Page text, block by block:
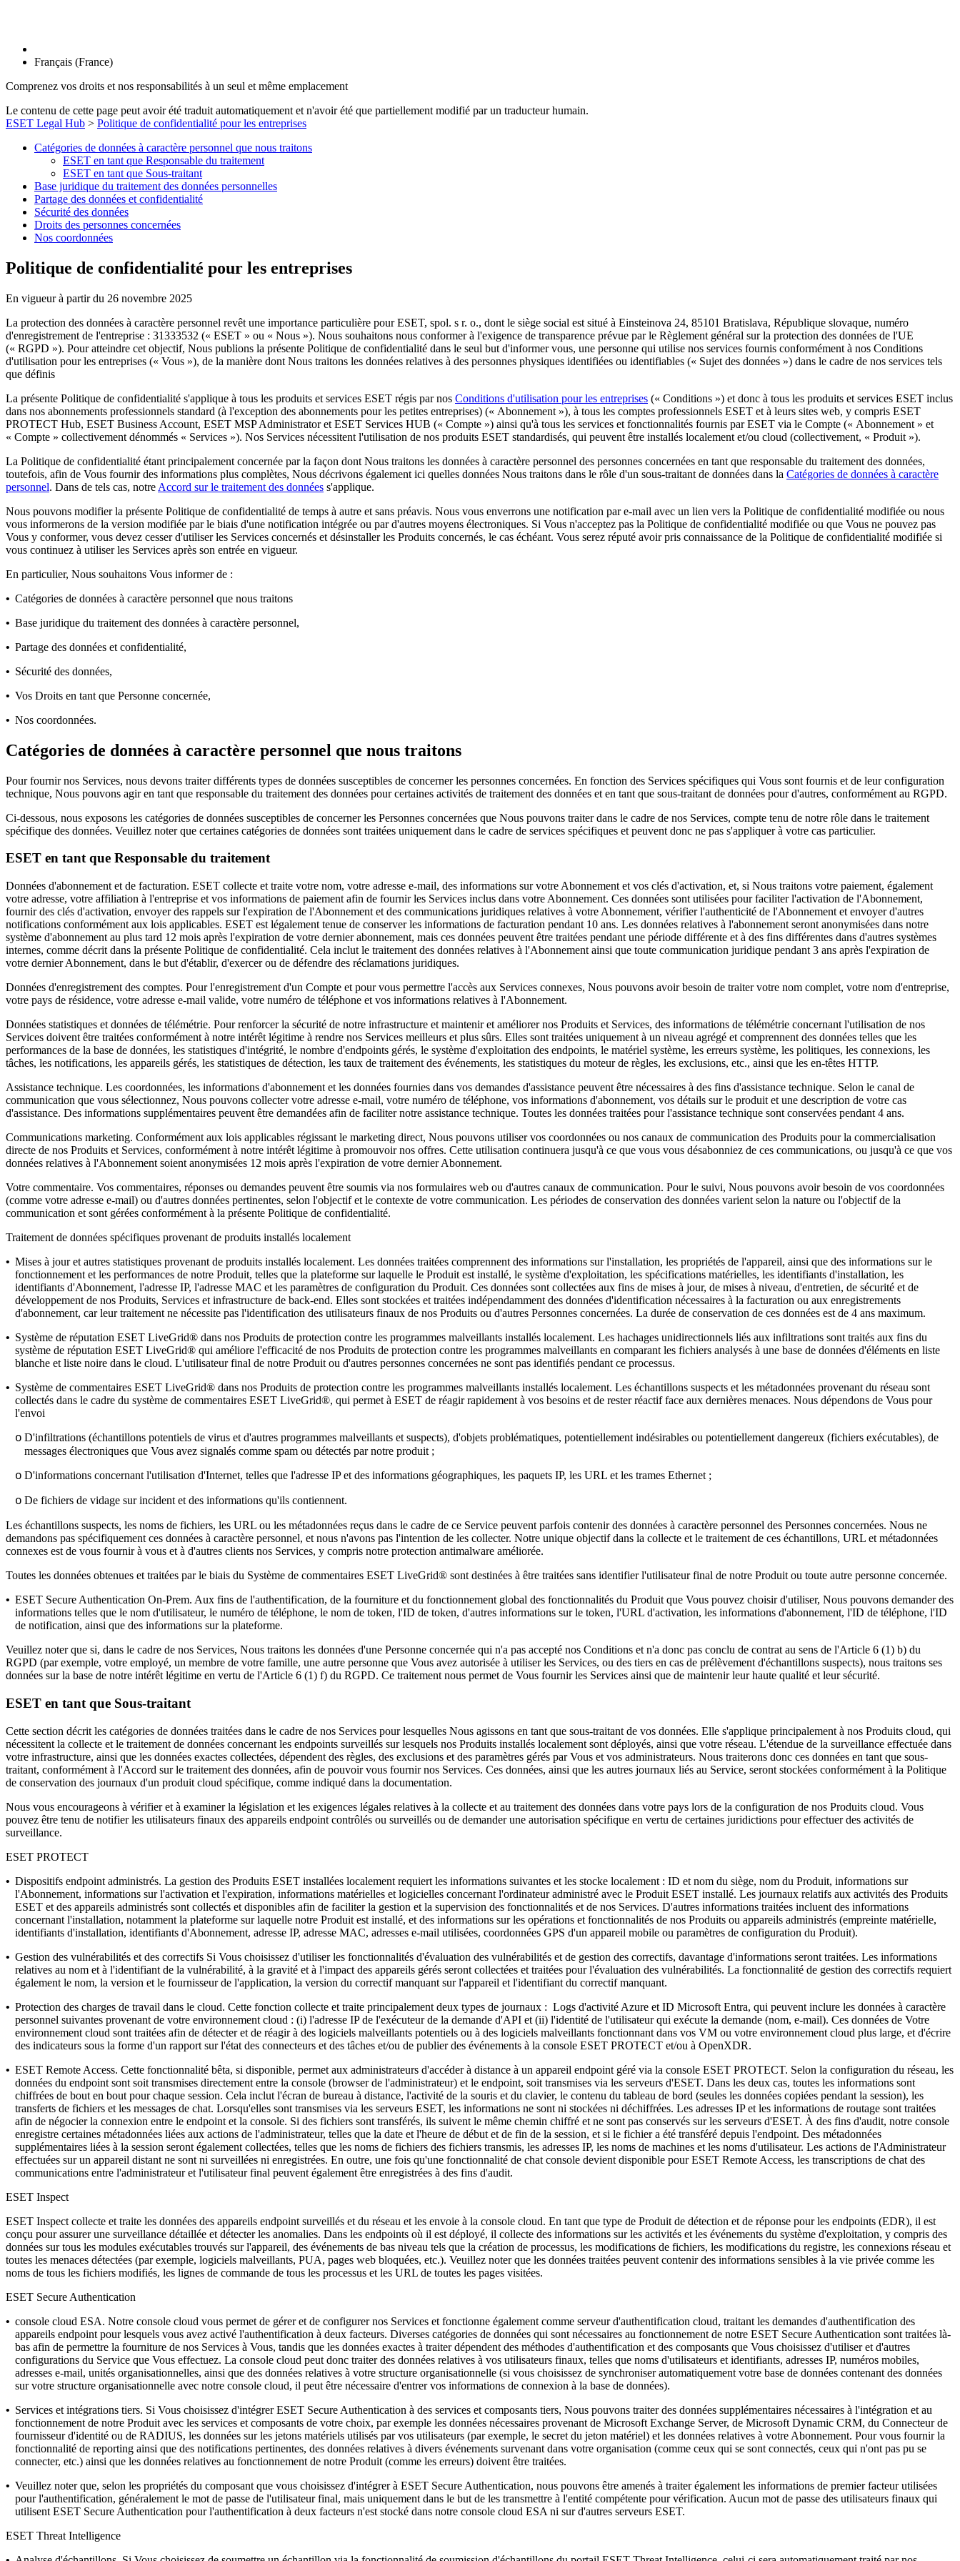
Français (France)
Comprenez vos droits et nos responsabilités à un seul et même emplacement
Le contenu de cette page peut avoir été traduit automatiquement et n'avoir été que partiellement modifié par un traducteur humain.
ESET Legal Hub > Politique de confidentialité pour les entreprises
Catégories de données à caractère personnel que nous traitons
ESET en tant que Responsable du traitement
ESET en tant que Sous-traitant
Base juridique du traitement des données personnelles
Partage des données et confidentialité
Sécurité des données
Droits des personnes concernées
Nos coordonnées
Politique de confidentialité pour les entreprises
En vigueur à partir du 26 novembre 2025
La protection des données à caractère personnel revêt une importance particulière pour ESET, spol. s r. o., dont le siège social est situé à Einsteinova 24, 85101 Bratislava, République slovaque, numéro
d'enregistrement de l'entreprise : 31333532 (« ESET » ou « Nous »). Nous souhaitons nous conformer à l'exigence de transparence prévue par le Règlement général sur la protection des données de l'UE
(« RGPD »). Pour atteindre cet objectif, Nous publions la présente Politique de confidentialité dans le seul but d'informer vous, une personne qui utilise nos services fournis conformément à nos Conditions
d'utilisation pour les entreprises (« Vous »), de la manière dont Nous traitons les données relatives à des personnes physiques identifiées ou identifiables (« Sujet des données ») dans le cadre de nos services tels
que définis
La présente Politique de confidentialité s'applique à tous les produits et services ESET régis par nos Conditions d'utilisation pour les entreprises (« Conditions ») et donc à tous les produits et services ESET inclus
dans nos abonnements professionnels standard (à l'exception des abonnements pour les petites entreprises) (« Abonnement »), à tous les comptes professionnels ESET et à leurs sites web, y compris ESET
PROTECT Hub, ESET Business Account, ESET MSP Administrator et ESET Services HUB (« Compte ») ainsi qu'à tous les services et fonctionnalités fournis par ESET via le Compte (« Abonnement » et
« Compte » collectivement dénommés « Services »). Nos Services nécessitent l'utilisation de nos produits ESET standardisés, qui peuvent être installés localement et/ou cloud (collectivement, « Produit »).
La Politique de confidentialité étant principalement concernée par la façon dont Nous traitons les données à caractère personnel des personnes concernées en tant que responsable du traitement des données,
toutefois, afin de Vous fournir des informations plus complètes, Nous décrivons également ici quelles données Nous traitons dans le rôle d'un sous-traitant de données dans la Catégories de données à caractère
personnel. Dans de tels cas, notre Accord sur le traitement des données s'applique.
Nous pouvons modifier la présente Politique de confidentialité de temps à autre et sans préavis. Nous vous enverrons une notification par e-mail avec un lien vers la Politique de confidentialité modifiée ou nous
vous informerons de la version modifiée par le biais d'une notification intégrée ou par d'autres moyens électroniques. Si Vous n'acceptez pas la Politique de confidentialité modifiée ou que Vous ne pouvez pas
Vous y conformer, vous devez cesser d'utiliser les Services concernés et désinstaller les Produits concernés, le cas échéant. Vous serez réputé avoir pris connaissance de la Politique de confidentialité modifiée si
vous continuez à utiliser les Services après son entrée en vigueur.
En particulier, Nous souhaitons Vous informer de :
• Catégories de données à caractère personnel que nous traitons
• Base juridique du traitement des données à caractère personnel,
• Partage des données et confidentialité,
• Sécurité des données,
• Vos Droits en tant que Personne concernée,
• Nos coordonnées.
Catégories de données à caractère personnel que nous traitons
Pour fournir nos Services, nous devons traiter différents types de données susceptibles de concerner les personnes concernées. En fonction des Services spécifiques qui Vous sont fournis et de leur configuration
technique, Nous pouvons agir en tant que responsable du traitement des données pour certaines activités de traitement des données et en tant que sous-traitant de données pour d'autres, conformément au RGPD.
Ci-dessous, nous exposons les catégories de données susceptibles de concerner les Personnes concernées que Nous pouvons traiter dans le cadre de nos Services, compte tenu de notre rôle dans le traitement
spécifique des données. Veuillez noter que certaines catégories de données sont traitées uniquement dans le cadre de services spécifiques et peuvent donc ne pas s'appliquer à votre cas particulier.
ESET en tant que Responsable du traitement
Données d'abonnement et de facturation. ESET collecte et traite votre nom, votre adresse e-mail, des informations sur votre Abonnement et vos clés d'activation, et, si Nous traitons votre paiement, également
votre adresse, votre affiliation à l'entreprise et vos informations de paiement afin de fournir les Services inclus dans votre Abonnement. Ces données sont utilisées pour faciliter l'activation de l'Abonnement,
fournir des clés d'activation, envoyer des rappels sur l'expiration de l'Abonnement et des communications juridiques relatives à votre Abonnement, vérifier l'authenticité de l'Abonnement et envoyer d'autres
notifications conformément aux lois applicables. ESET est légalement tenue de conserver les informations de facturation pendant 10 ans. Les données relatives à l'abonnement seront anonymisées dans notre
système d'abonnement au plus tard 12 mois après l'expiration de votre dernier abonnement, mais ces données peuvent être traitées pendant une période différente et à des fins différentes dans d'autres systèmes
internes, comme décrit dans la présente Politique de confidentialité. Cela inclut le traitement des données relatives à l'Abonnement ainsi que toute communication juridique pendant 3 ans après l'expiration de
votre dernier Abonnement, dans le but d'établir, d'exercer ou de défendre des réclamations juridiques.
Données d'enregistrement des comptes. Pour l'enregistrement d'un Compte et pour vous permettre l'accès aux Services connexes, Nous pouvons avoir besoin de traiter votre nom complet, votre nom d'entreprise,
votre pays de résidence, votre adresse e-mail valide, votre numéro de téléphone et vos informations relatives à l'Abonnement.
Données statistiques et données de télémétrie. Pour renforcer la sécurité de notre infrastructure et maintenir et améliorer nos Produits et Services, des informations de télémétrie concernant l'utilisation de nos
Services doivent être traitées conformément à notre intérêt légitime à rendre nos Services meilleurs et plus sûrs. Elles sont traitées uniquement à un niveau agrégé et comprennent des données telles que les
performances de la base de données, les statistiques d'intégrité, le nombre d'endpoints gérés, le système d'exploitation des endpoints, le matériel système, les erreurs système, les politiques, les connexions, les
tâches, les notifications, les appareils gérés, les statistiques de détection, les taux de traitement des événements, les statistiques du moteur de règles, les exclusions, etc., ainsi que les en-têtes HTTP.
Assistance technique. Les coordonnées, les informations d'abonnement et les données fournies dans vos demandes d'assistance peuvent être nécessaires à des fins d'assistance technique. Selon le canal de
communication que vous sélectionnez, Nous pouvons collecter votre adresse e-mail, votre numéro de téléphone, vos informations d'abonnement, vos détails sur le produit et une description de votre cas
d'assistance. Des informations supplémentaires peuvent être demandées afin de faciliter notre assistance technique. Toutes les données traitées pour l'assistance technique sont conservées pendant 4 ans.
Communications marketing. Conformément aux lois applicables régissant le marketing direct, Nous pouvons utiliser vos coordonnées ou nos canaux de communication des Produits pour la commercialisation
directe de nos Produits et Services, conformément à notre intérêt légitime à promouvoir nos offres. Cette utilisation continuera jusqu'à ce que vous vous désabonniez de ces communications, ou jusqu'à ce que vos
données relatives à l'Abonnement soient anonymisées 12 mois après l'expiration de votre dernier Abonnement.
Votre commentaire. Vos commentaires, réponses ou demandes peuvent être soumis via nos formulaires web ou d'autres canaux de communication. Pour le suivi, Nous pouvons avoir besoin de vos coordonnées
(comme votre adresse e-mail) ou d'autres données pertinentes, selon l'objectif et le contexte de votre communication. Les périodes de conservation des données varient selon la nature ou l'objectif de la
communication et sont gérées conformément à la présente Politique de confidentialité.
Traitement de données spécifiques provenant de produits installés localement
• Mises à jour et autres statistiques provenant de produits installés localement. Les données traitées comprennent des informations sur l'installation, les propriétés de l'appareil, ainsi que des informations sur le
fonctionnement et les performances de notre Produit, telles que la plateforme sur laquelle le Produit est installé, le système d'exploitation, les spécifications matérielles, les identifiants d'installation, les
identifiants d'Abonnement, l'adresse IP, l'adresse MAC et les paramètres de configuration du Produit. Ces données sont collectées aux fins de mises à jour, de mises à niveau, d'entretien, de sécurité et de
développement de nos Produits, Services et infrastructure de back-end. Elles sont stockées et traitées indépendamment des données d'identification nécessaires à la facturation ou aux enregistrements
d'abonnement, car leur traitement ne nécessite pas l'identification des utilisateurs finaux de nos Produits ou d'autres Personnes concernées. La durée de conservation de ces données est de 4 ans maximum.
• Système de réputation ESET LiveGrid® dans nos Produits de protection contre les programmes malveillants installés localement. Les hachages unidirectionnels liés aux infiltrations sont traités aux fins du
système de réputation ESET LiveGrid® qui améliore l'efficacité de nos Produits de protection contre les programmes malveillants en comparant les fichiers analysés à une base de données d'éléments en liste
blanche et liste noire dans le cloud. L'utilisateur final de notre Produit ou d'autres personnes concernées ne sont pas identifiés pendant ce processus.
• Système de commentaires ESET LiveGrid® dans nos Produits de protection contre les programmes malveillants installés localement. Les échantillons suspects et les métadonnées provenant du réseau sont
collectés dans le cadre du système de commentaires ESET LiveGrid®, qui permet à ESET de réagir rapidement à vos besoins et de rester réactif face aux dernières menaces. Nous dépendons de Vous pour
l'envoi
o D'infiltrations (échantillons potentiels de virus et d'autres programmes malveillants et suspects), d'objets problématiques, potentiellement indésirables ou potentiellement dangereux (fichiers exécutables), de
messages électroniques que Vous avez signalés comme spam ou détectés par notre produit ;
o D'informations concernant l'utilisation d'Internet, telles que l'adresse IP et des informations géographiques, les paquets IP, les URL et les trames Ethernet ;
o De fichiers de vidage sur incident et des informations qu'ils contiennent.
Les échantillons suspects, les noms de fichiers, les URL ou les métadonnées reçus dans le cadre de ce Service peuvent parfois contenir des données à caractère personnel des Personnes concernées. Nous ne
demandons pas spécifiquement ces données à caractère personnel, et nous n'avons pas l'intention de les collecter. Notre unique objectif dans la collecte et le traitement de ces échantillons, URL et métadonnées
connexes est de vous fournir à vous et à d'autres clients nos Services, y compris notre protection antimalware améliorée.
Toutes les données obtenues et traitées par le biais du Système de commentaires ESET LiveGrid® sont destinées à être traitées sans identifier l'utilisateur final de notre Produit ou toute autre personne concernée.
• ESET Secure Authentication On-Prem. Aux fins de l'authentification, de la fourniture et du fonctionnement global des fonctionnalités du Produit que Vous pouvez choisir d'utiliser, Nous pouvons demander des
informations telles que le nom d'utilisateur, le numéro de téléphone, le nom de token, l'ID de token, d'autres informations sur le token, l'URL d'activation, les informations d'abonnement, l'ID de téléphone, l'ID
de notification, ainsi que des informations sur la plateforme.
Veuillez noter que si, dans le cadre de nos Services, Nous traitons les données d'une Personne concernée qui n'a pas accepté nos Conditions et n'a donc pas conclu de contrat au sens de l'Article 6 (1) b) du
RGPD (par exemple, votre employé, un membre de votre famille, une autre personne que Vous avez autorisée à utiliser les Services, ou des tiers en cas de prélèvement d'échantillons suspects), nous traitons ses
données sur la base de notre intérêt légitime en vertu de l'Article 6 (1) f) du RGPD. Ce traitement nous permet de Vous fournir les Services ainsi que de maintenir leur haute qualité et leur sécurité.
ESET en tant que Sous-traitant
Cette section décrit les catégories de données traitées dans le cadre de nos Services pour lesquelles Nous agissons en tant que sous-traitant de vos données. Elle s'applique principalement à nos Produits cloud, qui
nécessitent la collecte et le traitement de données concernant les endpoints surveillés sur lesquels nos Produits installés localement sont déployés, ainsi que votre réseau. L'étendue de la surveillance effectuée dans
votre infrastructure, ainsi que les données exactes collectées, dépendent des règles, des exclusions et des paramètres gérés par Vous et vos administrateurs. Nous traiterons donc ces données en tant que sous-
traitant, conformément à l'Accord sur le traitement des données, afin de pouvoir vous fournir nos Services. Ces données, ainsi que les autres journaux liés au Service, seront stockées conformément à la Politique
de conservation des journaux d'un produit cloud spécifique, comme indiqué dans la documentation.
Nous vous encourageons à vérifier et à examiner la législation et les exigences légales relatives à la collecte et au traitement des données dans votre pays lors de la configuration de nos Produits cloud. Vous
pouvez être tenu de notifier les utilisateurs finaux des appareils endpoint contrôlés ou surveillés ou de demander une autorisation spécifique en vertu de certaines juridictions pour effectuer des activités de
surveillance.
ESET PROTECT
• Dispositifs endpoint administrés. La gestion des Produits ESET installées localement requiert les informations suivantes et les stocke localement : ID et nom du siège, nom du Produit, informations sur
l'Abonnement, informations sur l'activation et l'expiration, informations matérielles et logicielles concernant l'ordinateur administré avec le Produit ESET installé. Les journaux relatifs aux activités des Produits
ESET et des appareils administrés sont collectés et disponibles afin de faciliter la gestion et la supervision des fonctionnalités et de nos Services. D'autres informations traitées incluent des informations
concernant l'installation, notamment la plateforme sur laquelle notre Produit est installé, et des informations sur les opérations et fonctionnalités de nos Produits ou appareils administrés (empreinte matérielle,
identifiants d'installation, identifiants d'Abonnement, adresse IP, adresse MAC, adresses e-mail utilisées, coordonnées GPS d'un appareil mobile ou paramètres de configuration du Produit).
• Gestion des vulnérabilités et des correctifs Si Vous choisissez d'utiliser les fonctionnalités d'évaluation des vulnérabilités et de gestion des correctifs, davantage d'informations seront traitées. Les informations
relatives au nom et à l'identifiant de la vulnérabilité, à la gravité et à l'impact des appareils gérés seront collectées et traitées pour l'évaluation des vulnérabilités. La fonctionnalité de gestion des correctifs requiert
également le nom, la version et le fournisseur de l'application, la version du correctif manquant sur l'appareil et l'identifiant du correctif manquant.
• Protection des charges de travail dans le cloud. Cette fonction collecte et traite principalement deux types de journaux : Logs d'activité Azure et ID Microsoft Entra, qui peuvent inclure les données à caractère
personnel suivantes provenant de votre environnement cloud : (i) l'adresse IP de l'exécuteur de la demande d'API et (ii) l'identité de l'utilisateur qui exécute la demande (nom, e-mail). Ces données de Votre
environnement cloud sont traitées afin de détecter et de réagir à des logiciels malveillants potentiels ou à des logiciels malveillants fonctionnant dans vos VM ou votre environnement cloud plus large, et d'écrire
des indicateurs sous la forme d'un rapport sur l'état des connecteurs et des tâches et/ou de publier des événements à la console ESET PROTECT et/ou à OpenXDR.
• ESET Remote Access. Cette fonctionnalité bêta, si disponible, permet aux administrateurs d'accéder à distance à un appareil endpoint géré via la console ESET PROTECT. Selon la configuration du réseau, les
données du endpoint sont soit transmises directement entre la console (browser de l'administrateur) et le endpoint, soit transmises via les serveurs d'ESET. Dans les deux cas, toutes les informations sont
chiffrées de bout en bout pour chaque session. Cela inclut l'écran de bureau à distance, l'activité de la souris et du clavier, le contenu du tableau de bord (seules les données copiées pendant la session), les
transferts de fichiers et les messages de chat. Lorsqu'elles sont transmises via les serveurs ESET, les informations ne sont ni stockées ni déchiffrées. Les adresses IP et les informations de routage sont traitées
afin de négocier la connexion entre le endpoint et la console. Si des fichiers sont transférés, ils suivent le même chemin chiffré et ne sont pas conservés sur les serveurs d'ESET. À des fins d'audit, notre console
enregistre certaines métadonnées liées aux actions de l'administrateur, telles que la date et l'heure de début et de fin de la session, et si le fichier a été transféré depuis l'endpoint. Des métadonnées
supplémentaires liées à la session seront également collectées, telles que les noms de fichiers des fichiers transmis, les adresses IP, les noms de machines et les noms d'utilisateur. Les actions de l'Administrateur
effectuées sur un appareil distant ne sont ni surveillées ni enregistrées. En outre, une fois qu'une fonctionnalité de chat console devient disponible pour ESET Remote Access, les transcriptions de chat des
communications entre l'administrateur et l'utilisateur final peuvent également être enregistrées à des fins d'audit.
ESET Inspect
ESET Inspect collecte et traite les données des appareils endpoint surveillés et du réseau et les envoie à la console cloud. En tant que type de Produit de détection et de réponse pour les endpoints (EDR), il est
conçu pour assurer une surveillance détaillée et détecter les anomalies. Dans les endpoints où il est déployé, il collecte des informations sur les activités et les événements du système d'exploitation, y compris des
données sur tous les modules exécutables trouvés sur l'appareil, des événements de bas niveau tels que la création de processus, les modifications de fichiers, les modifications du registre, les connexions réseau et
toutes les menaces détectées (par exemple, logiciels malveillants, PUA, pages web bloquées, etc.). Veuillez noter que les données traitées peuvent contenir des informations sensibles à la vie privée comme les
noms de tous les fichiers modifiés, les lignes de commande de tous les processus et les URL de toutes les pages visitées.
ESET Secure Authentication
• console cloud ESA. Notre console cloud vous permet de gérer et de configurer nos Services et fonctionne également comme serveur d'authentification cloud, traitant les demandes d'authentification des
appareils endpoint pour lesquels vous avez activé l'authentification à deux facteurs. Diverses catégories de données qui sont nécessaires au fonctionnement de notre ESET Secure Authentication sont traitées là-
bas afin de permettre la fourniture de nos Services à Vous, tandis que les données exactes à traiter dépendent des méthodes d'authentification et des composants que Vous choisissez d'utiliser et d'autres
configurations du Service que Vous effectuez. La console cloud peut donc traiter des données relatives à vos utilisateurs finaux, telles que noms d'utilisateurs et identifiants, adresses IP, numéros mobiles,
adresses e-mail, unités organisationnelles, ainsi que des données relatives à votre structure organisationnelle (si vous choisissez de synchroniser automatiquement votre base de données contenant des données
sur votre structure organisationnelle avec notre console cloud, il peut être nécessaire d'entrer vos informations de connexion à la base de données).
• Services et intégrations tiers. Si Vous choisissez d'intégrer ESET Secure Authentication à des services et composants tiers, Nous pouvons traiter des données supplémentaires nécessaires à l'intégration et au
fonctionnement de notre Produit avec les services et composants de votre choix, par exemple les données nécessaires provenant de Microsoft Exchange Server, de Microsoft Dynamic CRM, du Connecteur de
fournisseur d'identité ou de RADIUS, les données sur les jetons matériels utilisés par vos utilisateurs (par exemple, le secret du jeton matériel) et les données relatives à votre Abonnement. Pour vous fournir la
fonctionnalité de reporting ainsi que des notifications pertinentes, des données relatives à divers événements survenant dans votre organisation (comme ceux qui se sont connectés, ceux qui n'ont pas pu se
connecter, etc.) ainsi que les données relatives au fonctionnement de notre Produit (comme les erreurs) doivent être traitées.
• Veuillez noter que, selon les propriétés du composant que vous choisissez d'intégrer à ESET Secure Authentication, nous pouvons être amenés à traiter également les informations de premier facteur utilisées
pour l'authentification, généralement le mot de passe de l'utilisateur final, mais uniquement dans le but de les transmettre à l'entité compétente pour vérification. Aucun mot de passe des utilisateurs finaux qui
utilisent ESET Secure Authentication pour l'authentification à deux facteurs n'est stocké dans notre console cloud ESA ni sur d'autres serveurs ESET.
ESET Threat Intelligence